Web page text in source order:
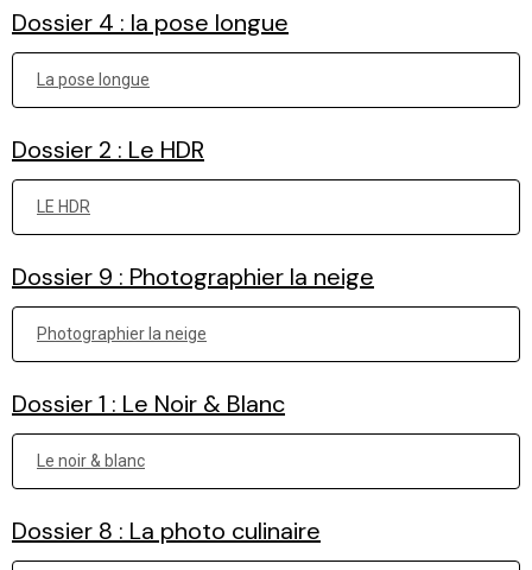
Dossier 4 : la pose longue
La pose longue
Dossier 2 : Le HDR
LE HDR
Dossier 9 : Photographier la neige
Photographier la neige
Dossier 1 : Le Noir & Blanc
Le noir & blanc
Dossier 8 : La photo culinaire